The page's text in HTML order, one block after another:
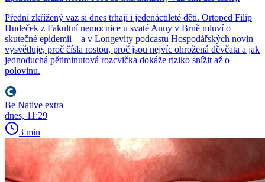
Přední zkřížený vaz si dnes trhají i jedenáctileté děti. Ortoped Filip
Hudeček z Fakultní nemocnice u svaté Anny v Brně mluví o
skutečné epidemii – a v Longevity podcastu Hospodářských novin
vysvětluje, proč čísla rostou, proč jsou nejvíc ohrožená děvčata a jak
jednoduchá pětiminutová rozcvička dokáže riziko snížit až o
polovinu.
Be Native extra
dnes, 11:29
3 min